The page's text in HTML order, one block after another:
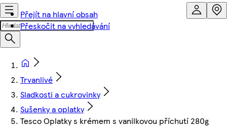
Přejít na hlavní obsah
Přeskočit na vyhledávání
Trvanlivé
Sladkosti a cukrovinky
Sušenky a oplatky
Tesco Oplatky s krémem s vanilkovou příchutí 280g